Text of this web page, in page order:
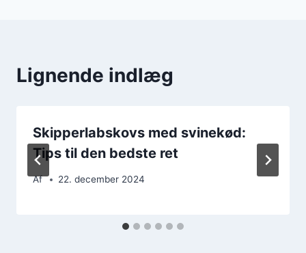
Lignende indlæg
Skipperlabskovs med svinekød:
Tips til den bedste ret
Af 22. december 2024